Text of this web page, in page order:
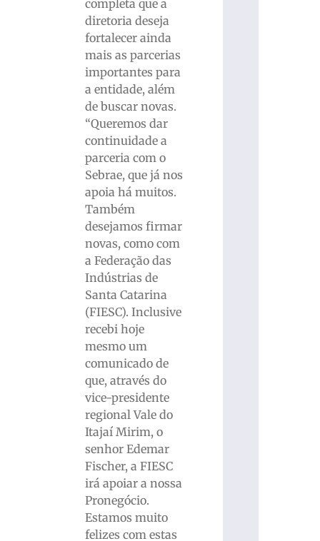
completa que a
diretoria deseja
fortalecer ainda
mais as parcerias
importantes para
a entidade, além
de buscar novas.
“Queremos dar
continuidade a
parceria com o
Sebrae, que já nos
apoia há muitos.
Também
desejamos firmar
novas, como com
a Federação das
Indústrias de
Santa Catarina
(FIESC). Inclusive
recebi hoje
mesmo um
comunicado de
que, através do
vice-presidente
regional Vale do
Itajaí Mirim, o
senhor Edemar
Fischer, a FIESC
irá apoiar a nossa
Pronegócio.
Estamos muito
felizes com estas